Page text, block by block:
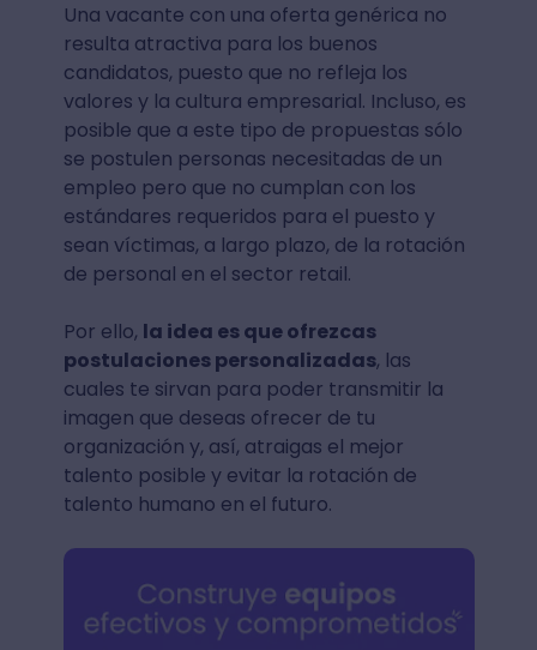
Una vacante con una oferta genérica no
resulta atractiva para los buenos
candidatos, puesto que no refleja los
valores y la cultura empresarial. Incluso, es
posible que a este tipo de propuestas sólo
se postulen personas necesitadas de un
empleo pero que no cumplan con los
estándares requeridos para el puesto y
sean víctimas, a largo plazo, de la rotación
de personal en el sector retail.
Por ello, la idea es que ofrezcas
postulaciones personalizadas, las
cuales te sirvan para poder transmitir la
imagen que deseas ofrecer de tu
organización y, así, atraigas el mejor
talento posible y evitar la rotación de
talento humano en el futuro.